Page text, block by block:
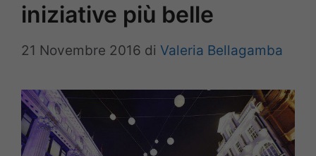
iniziative più belle
21 Novembre 2016 di Valeria Bellagamba